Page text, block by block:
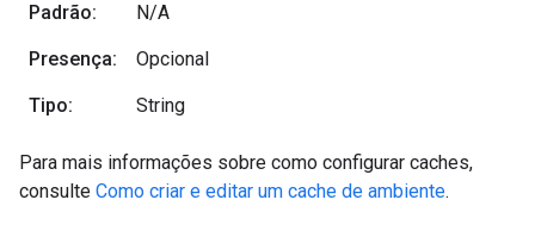
Padrão: N/A
Presença: Opcional
Tipo: String
Para mais informações sobre como configurar caches,
consulte Como criar e editar um cache de ambiente.